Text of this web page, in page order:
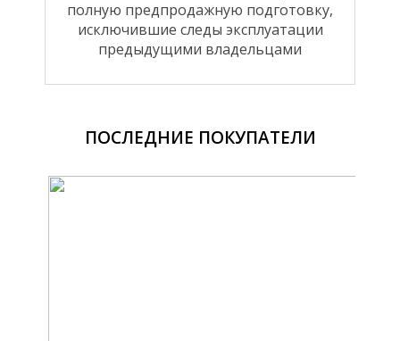
полную предпродажную подготовку,
исключившие следы эксплуатации
предыдущими владельцами
ПОСЛЕДНИЕ ПОКУПАТЕЛИ